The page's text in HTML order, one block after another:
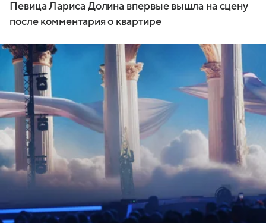
Певица Лариса Долина впервые вышла на сцену
после комментария о квартире